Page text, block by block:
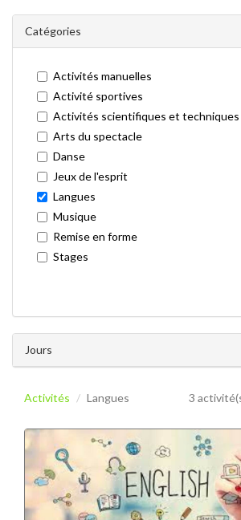
Catégories
Activités manuelles
Activité sportives
Activités scientifiques et techniques
Arts du spectacle
Danse
Jeux de l'esprit
Langues
Musique
Remise en forme
Stages
Jours
Activités Langues 3